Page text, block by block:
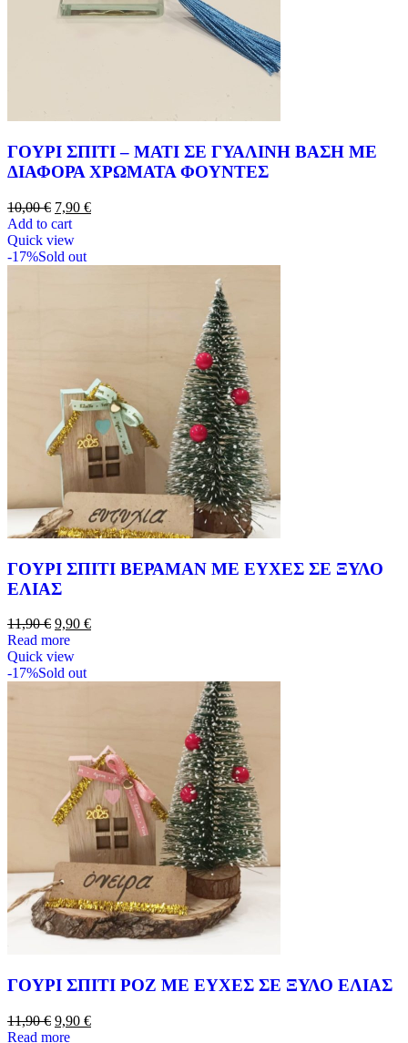
ΓΟΥΡΙ ΣΠΙΤΙ – ΜΑΤΙ ΣΕ ΓΥΑΛΙΝΗ ΒΑΣΗ ΜΕ
ΔΙΑΦΟΡΑ ΧΡΩΜΑΤΑ ΦΟΥΝΤΕΣ
10,00€ 7,90 €
Add to cart
Quick view
-17%Sold out
ΓΟΥΡΙ ΣΠΙΤΙ ΒΕΡΑΜΑΝ ΜΕ ΕΥΧΕΣ ΣΕ ΞΥΛΟ
ΕΛΙΑΣ
11,90€ 9,90 €
Read more
Quick view
-17%Sold out
ΓΟΥΡΙ ΣΠΙΤΙ ΡΟΖ ΜΕ ΕΥΧΕΣ ΣΕ ΞΥΛΟ ΕΛΙΑΣ
11,90€ 9,90 €
Read more